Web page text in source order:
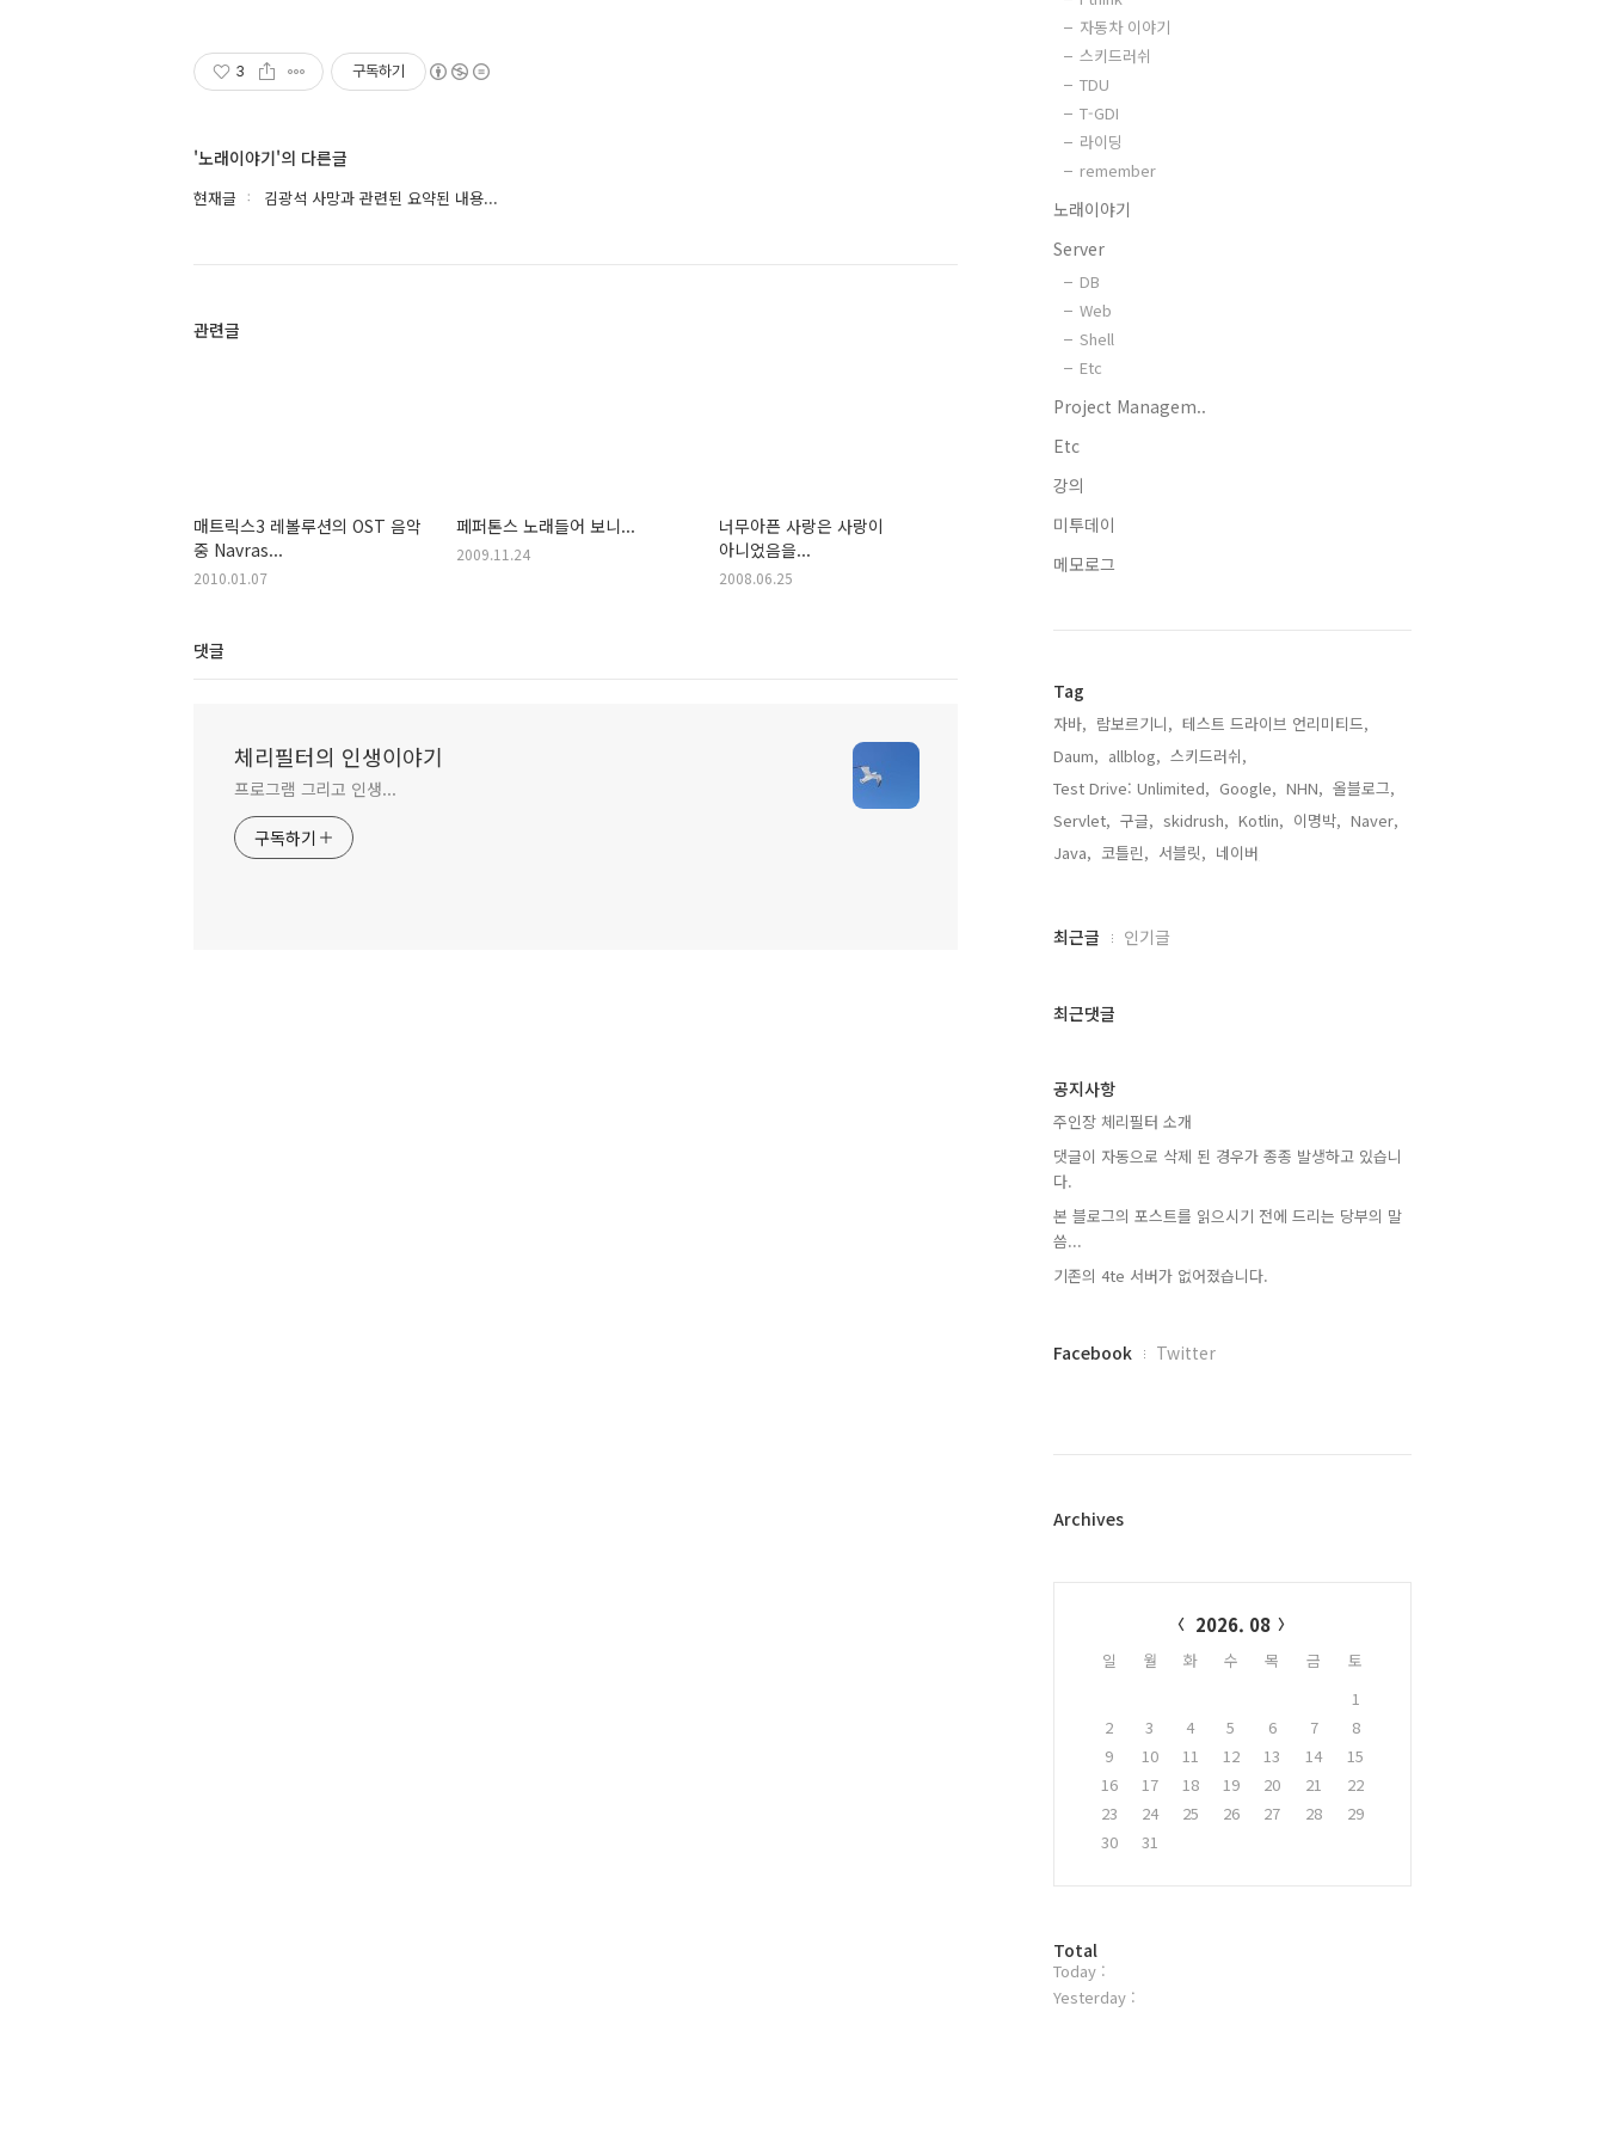
3 구독하기
'노래이야기'의 다른글
현재글 김광석 사망과 관련된 요약된 내용...
관련글
매트릭스3 레볼루션의 OST 음악
중 Navras...
2010.01.07
페퍼톤스 노래들어 보니...
2009.11.24
너무아픈 사랑은 사랑이
아니었음을...
2008.06.25
댓글
체리필터의 인생이야기
프로그램 그리고 인생...
구독하기
자동차 이야기
스키드러쉬
TDU
T-GDI
라이딩
remember
노래이야기
Server
DB
Web
Shell
Etc
Project Managem..
Etc
강의
미투데이
메모로그
Tag
자바, 람보르기니, 테스트 드라이브 언리미티드,
Daum, allblog, 스키드러쉬,
Test Drive: Unlimited, Google, NHN, 올블로그,
Servlet, 구글, skidrush, Kotlin, 이명박, Naver,
Java, 코틀린, 서블릿, 네이버,
최
과
글
최근글 인기글
최근댓글
공지사항
주인장 체리필터 소개
댓글이 자동으로 삭제 된 경우가 종종 발생하고 있습니
다.
본 블로그의 포스트를 읽으시기 전에 드리는 당부의 말
씀...
기존의 4te 서버가 없어졌습니다.
페
플
Facebook Twitter
Archives
2026. 08
일 월 화 수 목 금
토
1
2
3 4 5 6 7
8
9
10 11 12 13 14
15
16
17 18 19 20 21
22
23
24 25 26 27 28
29
30
31
방
문
자
Total
Today :
Yesterday :